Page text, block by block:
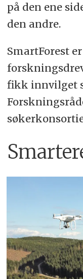
Skogdata,
Skogbrand,
Hovedmålet
en digital
om
samt en
på den ene
den andre.
SmartForest
fikk innvilget